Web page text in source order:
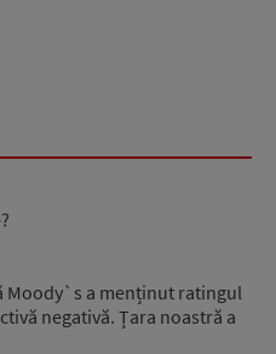
Moody`s a menținut ratingul
negativă. Țara noastră a